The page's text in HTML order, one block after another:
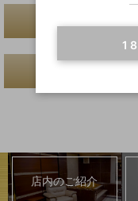
店内のご紹介